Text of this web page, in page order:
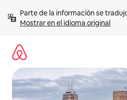
contenidoMostrar en el idioma original